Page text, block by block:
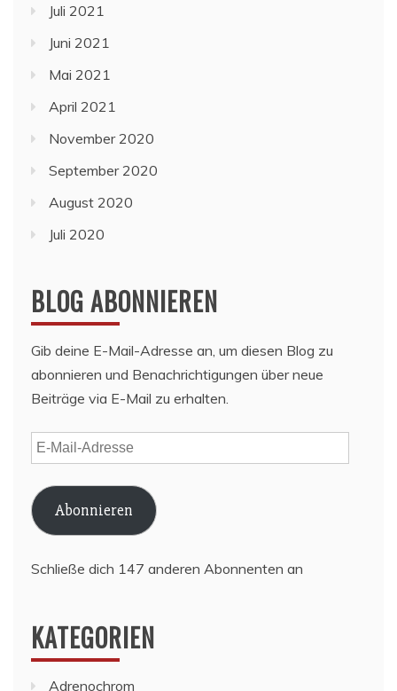
Juli 2021
Juni 2021
Mai 2021
April 2021
November 2020
September 2020
August 2020
Juli 2020
BLOG ABONNIEREN
Gib deine E-Mail-Adresse an, um diesen Blog zu
abonnieren und Benachrichtigungen über neue
Beiträge via E-Mail zu erhalten.
E-
Mail-
Adresse
Abonnieren
Schließe dich 147 anderen Abonnenten an
KATEGORIEN
Adrenochrom